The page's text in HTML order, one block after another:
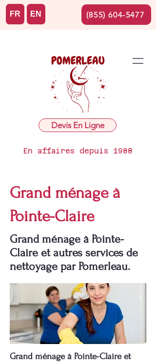
Devis En Ligne
En affaires depuis 1988
FR EN (855) 604-5477
Grand ménage à
Pointe-Claire
Grand ménage à Pointe-
Claire et autres services de
nettoyage par Pomerleau.
Grand ménage à Pointe-Claire et